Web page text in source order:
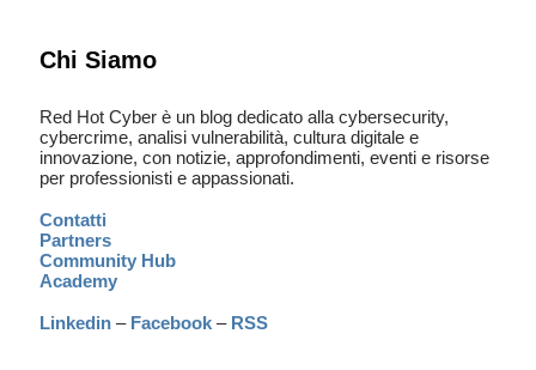
Chi Siamo
Red Hot Cyber è un blog dedicato alla cybersecurity,
cybercrime, analisi vulnerabilità, cultura digitale e
innovazione, con notizie, approfondimenti, eventi e risorse
per professionisti e appassionati.
Contatti
Partners
Community Hub
Academy
Linkedin – Facebook – RSS